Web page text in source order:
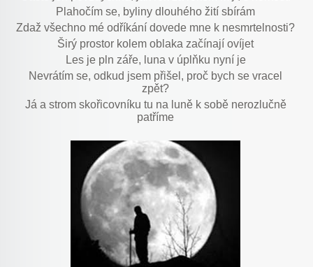
Plahočím se, byliny dlouhého žití sbírám
Zdaž všechno mé odříkání dovede mne k nesmrtelnosti?
Širý prostor kolem oblaka začínají ovíjet
Les je pln záře, luna v úplňku nyní je
Nevrátím se, odkud jsem přišel, proč bych se vracel
zpět?
Já a strom skořicovníku tu na luně k sobě nerozlučně
patříme